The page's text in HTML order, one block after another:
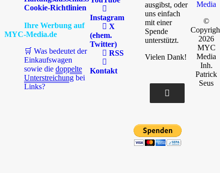
Cookie-Richtlinien
Ihre Werbung auf
MYC-Media.de
🛒 Was bedeutet der
Einkaufswagen
sowie die doppelte
Unterstreichung bei
Links?
Instagram
X
(ehem.
Twitter)
RSS
Kontakt
ausgibst, oder
uns einfach
mit einer
Spende
unterstützt.
Vielen Dank!
Media
©
2026
MYC
Media
Inh.
Patrick
Seus